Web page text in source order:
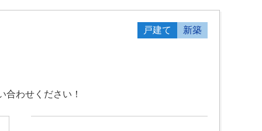
戸建て 新築
わせください！